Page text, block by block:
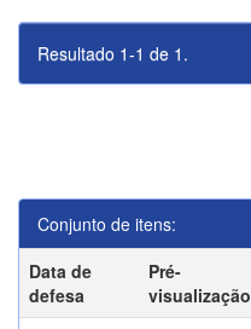
Resultado 1-1 de 1.
Conjunto de itens:
Data de
defesa
Pré-
visualização